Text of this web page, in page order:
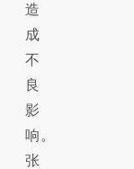
造
成
不
良
影
响。
张